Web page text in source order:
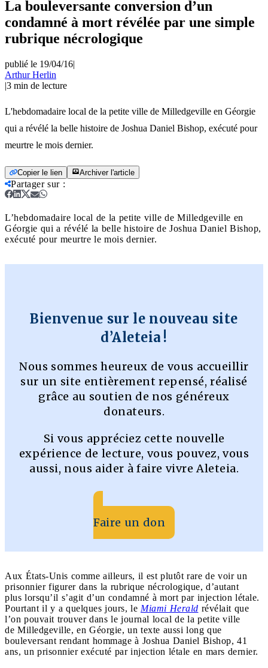
La bouleversante conversion d’un
condamné à mort révélée par une simple
rubrique nécrologique
publié le 19/04/16|
Arthur Herlin
|3 min de lecture
L'hebdomadaire local de la petite ville de Milledgeville en Géorgie
qui a révélé la belle histoire de Joshua Daniel Bishop, exécuté pour
meurtre le mois dernier.
Copier le lien Archiver l'article
Partager sur:
L’hebdomadaire local de la petite ville de Milledgeville en
Géorgie qui a révélé la belle histoire de Joshua Daniel Bishop,
exécuté pour meurtre le mois dernier.
Bienvenue sur le nouveau site
d’Aleteia !
Nous sommes heureux de vous accueillir
sur un site entièrement repensé, réalisé
grâce au soutien de nos généreux
donateurs.
Si vous appréciez cette nouvelle
expérience de lecture, vous pouvez, vous
aussi, nous aider à faire vivre Aleteia.
Faire un don
Aux États-Unis comme ailleurs, il est plutôt rare de voir un
prisonnier figurer dans la rubrique nécrologique, d’autant
plus lorsqu’il s’agit d’un condamné à mort par injection létale.
Pourtant il y a quelques jours, le Miami Herald révélait que
l’on pouvait trouver dans le journal local de la petite ville
de Milledgeville, en Géorgie, un texte aussi long que
bouleversant rendant hommage à Joshua Daniel Bishop, 41
ans, un prisonnier exécuté par injection létale en mars dernier.